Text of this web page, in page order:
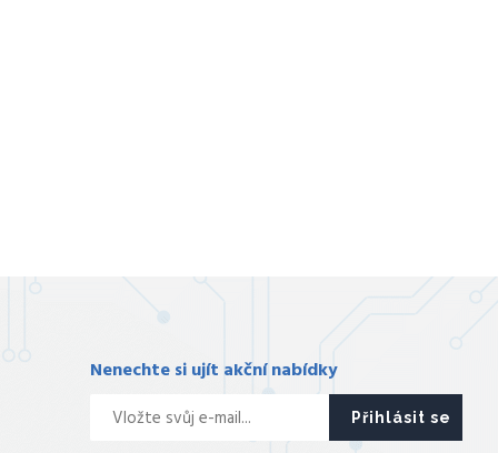
Nenechte si ujít akční nabídky
Přihlásit se